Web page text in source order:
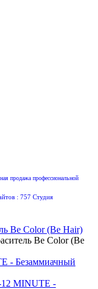
продажа профессиональной
: 757 Студия
Be Color (Be Hair)
Be Color (Be
- Безаммиачный
MINUTE -